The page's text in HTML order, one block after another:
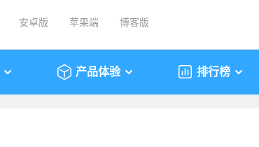
安卓版 苹果端 博客版
产品体验 排行榜